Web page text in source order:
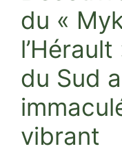
du «
du Sud
vibrant